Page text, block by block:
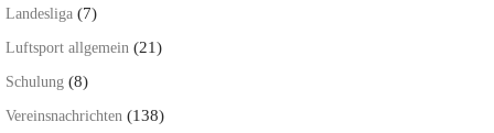
Landesliga (7)
Luftsport allgemein (21)
Schulung (8)
Vereinsnachrichten (138)